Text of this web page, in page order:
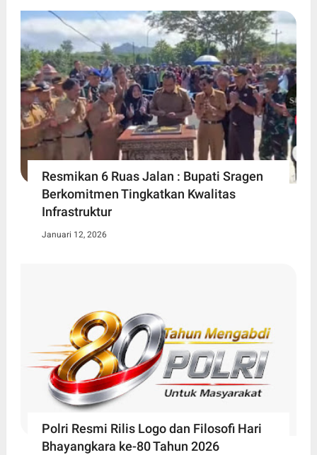
Resmikan 6 Ruas Jalan : Bupati Sragen
Berkomitmen Tingkatkan Kwalitas
Infrastruktur
Januari 12, 2026
Polri Resmi Rilis Logo dan Filosofi Hari
Bhayangkara ke-80 Tahun 2026